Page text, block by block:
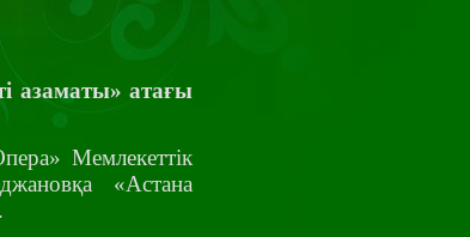
азаматы» атағы
Мемлекеттік
«Астана
етті.